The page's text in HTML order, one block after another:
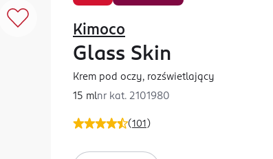
(101 )
Kimoco
Glass Skin
Krem pod oczy, rozświetlający
15 mlnr kat. 2101980